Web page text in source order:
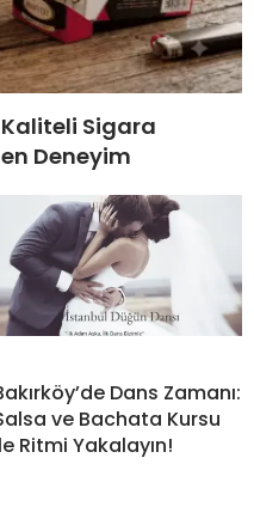
Sigara
Deneyim
Dans Zamanı:
ve Bachata Kursu
Ritmi Yakalayın!